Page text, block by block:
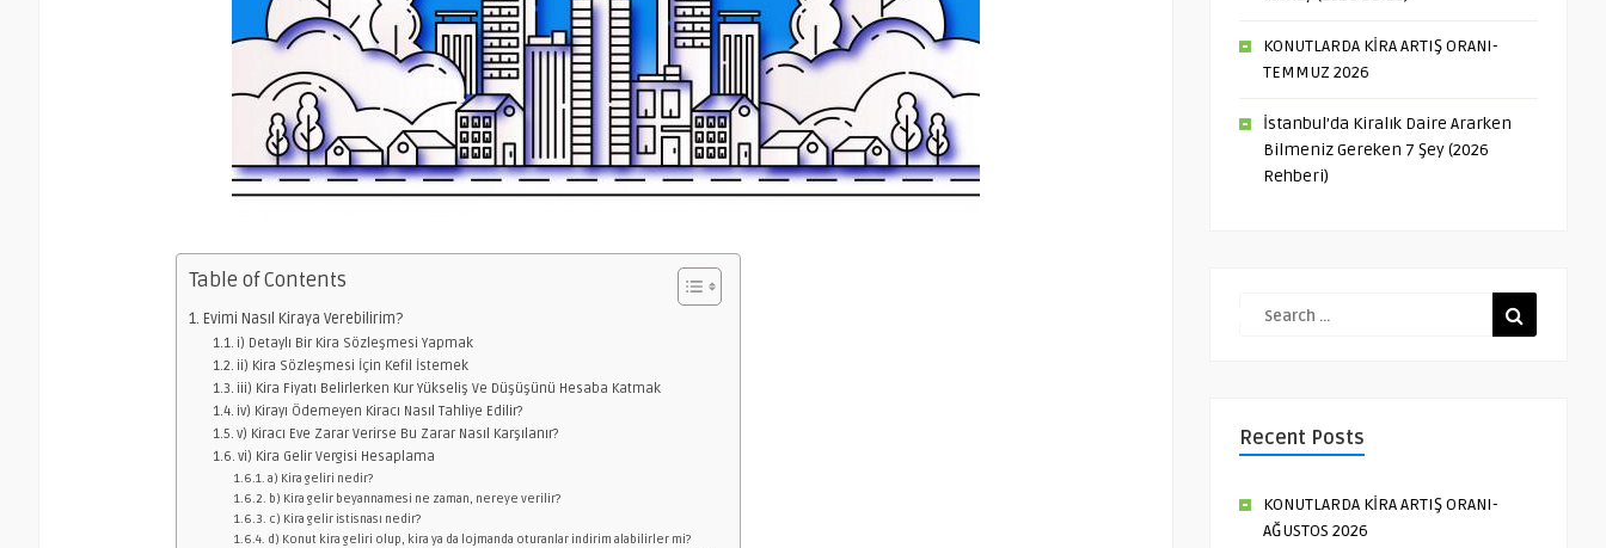
Table of Contents
Evimi Nasıl Kiraya Verebilirim?
i) Detaylı Bir Kira Sözleşmesi Yapmak
ii) Kira Sözleşmesi İçin Kefil İstemek
iii) Kira Fiyatı Belirlerken Kur Yükseliş Ve Düşüşünü Hesaba Katmak
iv) Kirayı Ödemeyen Kiracı Nasıl Tahliye Edilir?
v) Kiracı Eve Zarar Verirse Bu Zarar Nasıl Karşılanır?
vi) Kira Gelir Vergisi Hesaplama
a) Kira geliri nedir?
b) Kira gelir beyannamesi ne zaman, nereye verilir?
c) Kira gelir istisnası nedir?
d) Konut kira geliri olup, kira ya da lojmanda oturanlar indirim alabilirler mi?
KONUTLARDA KİRA ARTIŞ ORANI-
TEMMUZ 2026
İstanbul’da Kiralık Daire Ararken
Bilmeniz Gereken 7 Şey (2026
Rehberi)
Recent Posts
KONUTLARDA KİRA ARTIŞ ORANI-
AĞUSTOS 2026